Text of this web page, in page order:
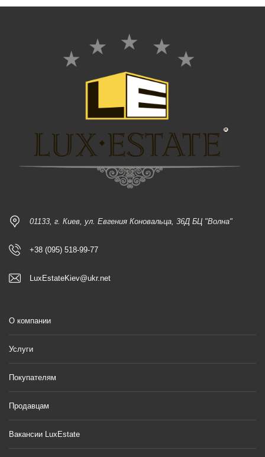
01133, г. Киев, ул. Евгения Коновальца, 36Д БЦ "Волна"
+38 (095) 518-99-77
LuxEstateKiev@ukr.net
О компании
Услуги
Покупателям
Продавцам
Вакансии LuxEstate